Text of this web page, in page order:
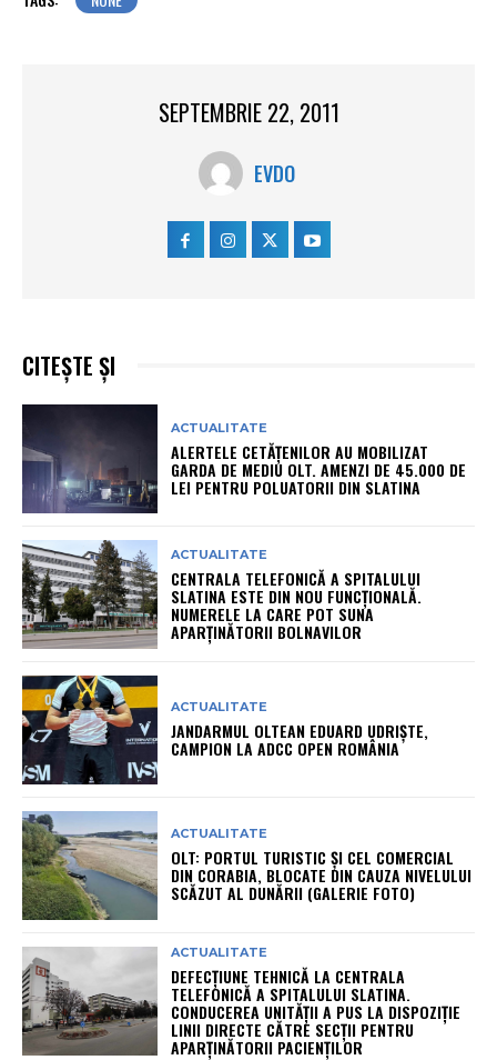
SEPTEMBRIE 22, 2011
EVDO
CITEȘTE ȘI
ACTUALITATE
ALERTELE CETĂȚENILOR AU MOBILIZAT
GARDA DE MEDIU OLT. AMENZI DE 45.000 DE
LEI PENTRU POLUATORII DIN SLATINA
ACTUALITATE
CENTRALA TELEFONICĂ A SPITALULUI
SLATINA ESTE DIN NOU FUNCȚIONALĂ.
NUMERELE LA CARE POT SUNA
APARȚINĂTORII BOLNAVILOR
ACTUALITATE
JANDARMUL OLTEAN EDUARD UDRIȘTE,
CAMPION LA ADCC OPEN ROMÂNIA
ACTUALITATE
OLT: PORTUL TURISTIC ȘI CEL COMERCIAL
DIN CORABIA, BLOCATE DIN CAUZA NIVELULUI
SCĂZUT AL DUNĂRII (GALERIE FOTO)
ACTUALITATE
DEFECȚIUNE TEHNICĂ LA CENTRALA
TELEFONICĂ A SPITALULUI SLATINA.
CONDUCEREA UNITĂȚII A PUS LA DISPOZIȚIE
LINII DIRECTE CĂTRE SECȚII PENTRU
APARȚINĂTORII PACIENȚILOR